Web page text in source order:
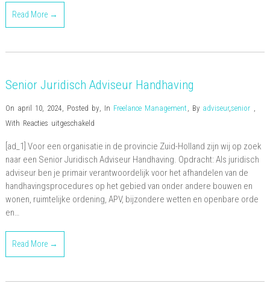
Read More →
Senior Juridisch Adviseur Handhaving
On april 10, 2024, Posted by, In Freelance Management , By adviseur,senior ,
With Reacties uitgeschakeldvoor
Adviseur
Handhaving
[ad_1] Voor een organisatie in de provincie Zuid-Holland zijn wij op zoek
naar een Senior Juridisch Adviseur Handhaving. Opdracht: Als juridisch
adviseur ben je primair verantwoordelijk voor het afhandelen van de
handhavingsprocedures op het gebied van onder andere bouwen en
wonen, ruimtelijke ordening, APV, bijzondere wetten en openbare orde
en…
Read More →